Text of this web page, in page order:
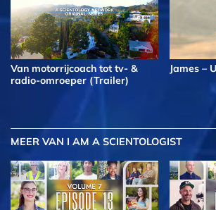
Van motorrijcoach tot tv- &
radio-omroeper (Trailer)
James –
MEER VAN I AM A SCIENTOLOGIST